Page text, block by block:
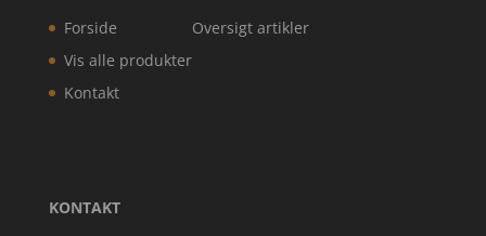
Forside
Vis alle produkter
Kontakt
Oversigt artikler
KONTAKT